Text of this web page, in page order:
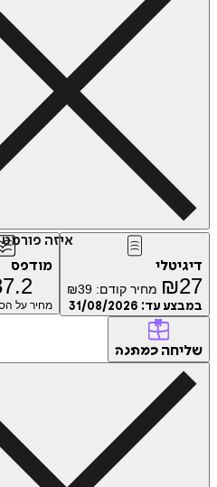
איזה
דיגיטלי
₪27 מחיר קודם: ₪39
במבצע עד: 31/08/2026
מודפס
מחיר על
שליחה כמתנה